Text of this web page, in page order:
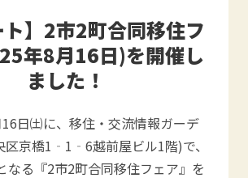
ト】2市2町合同移住フ
年8月16日)を開催し
ました！
日㈯に、移住・交流情報ガーデ
区京橋1‐1‐6越前屋ビル1階)で、
なる『2市2町合同移住フェア』を